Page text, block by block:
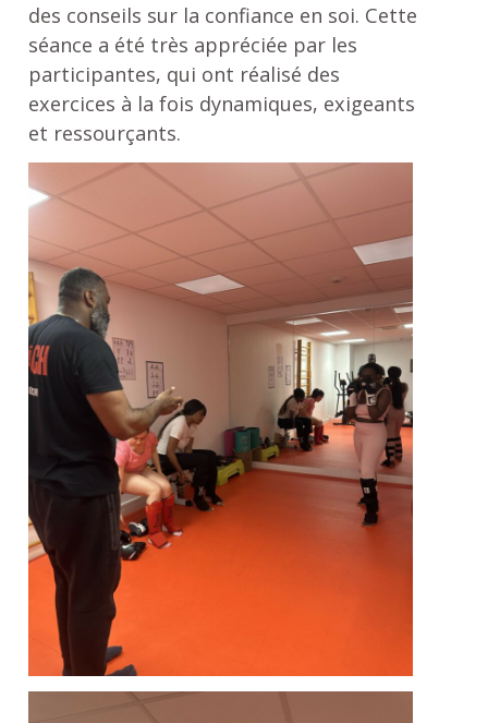
des conseils sur la confiance en soi. Cette
séance a été très appréciée par les
participantes, qui ont réalisé des
exercices à la fois dynamiques, exigeants
et ressourçants.